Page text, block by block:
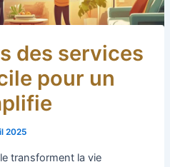
des services
pour un
2025
transforment la vie